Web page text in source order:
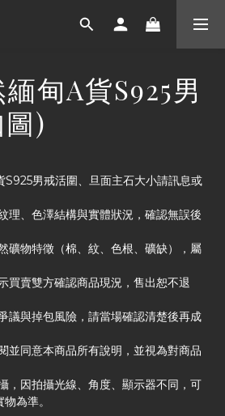
甸A貨S925男
)
S925男戒活圍、旦面主石大小請訊息或
理、色澤結構與實體狀況，確認無誤後
礦物特徵（棉、紋、色根、礦缺），屬
買賣雙方確認商品現況，售出恕不退
議與掉包風險，請當場確認清楚後再成
並同意本商品所有說明，並視為對商品
，因拍攝光線、角度、顯示器不同，可
為準。